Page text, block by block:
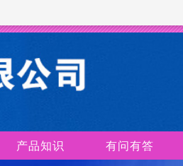
产品知识 有问有答